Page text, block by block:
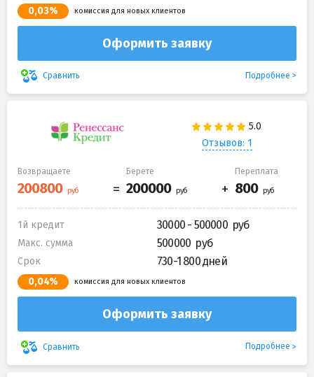
0,03% комиссия для новых клиентов
Оформить заявку
Сравнить Подробнее
Отзывов: 1
Возвращаете Берете Переплата
1й кредит 30000 - 500000
Макс. сумма 500000
Срок 730-1 800 дней
0,04% комиссия для новых клиентов
Оформить заявку
Сравнить Подробнее